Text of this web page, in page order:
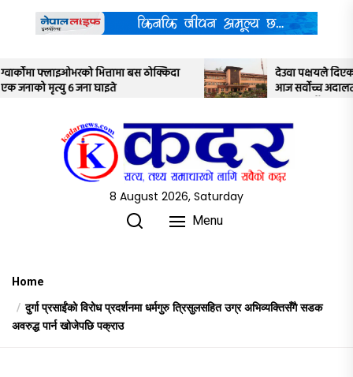
content
देउवा पक्षयले दिएकोे पुनरावलोकन निवेदनमाथि
आज सर्वोच्च अदालतका तीन न्यायाधीशले
8 August 2026, Saturday
Menu
Home
दुर्गा प्रसाईंको विरोध प्रदर्शनमा धर्मगुरु त्रिसुलसहित उग्र अभिव्यक्तिसँगै सडक
अवरुद्ध पार्न खोजेपछि पक्राउ